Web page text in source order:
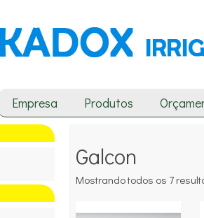
Empresa Produtos
Galcon
Mostrando todos os 7